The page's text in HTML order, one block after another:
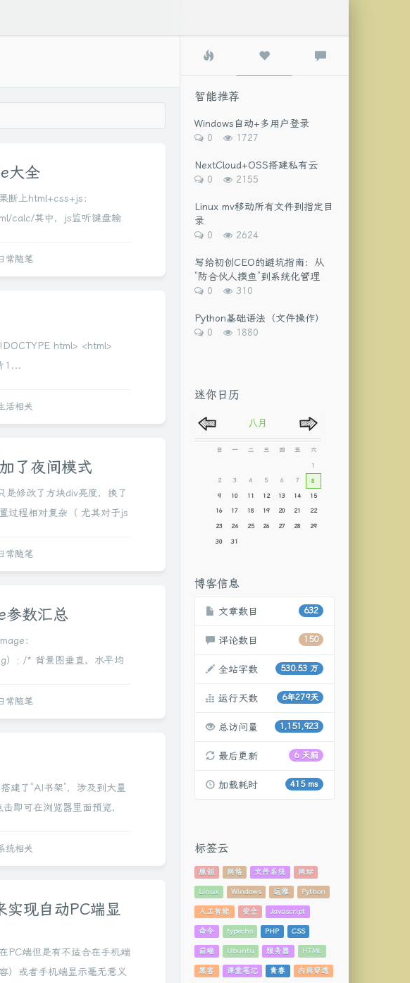
大全
断上html+css+js：
calc/其中，js监听键盘输
常随笔
html> <html>
1...
活相关
了夜间模式
是修改了方块div亮度，换了
过程相对复杂（ 尤其对于js
常随笔
数汇总
：
）; /* 背景图垂直、水平均
常随笔
建了“AI书架”，涉及到大量
即可在浏览器里面预览，
统相关
实现自动PC端显
PC端但是有不适合在手机端
）或者手机端显示毫无意义
文
章
推
评
智能推荐
Windows自动+多用户登录
评
数：
0
浏
次
数:
1727
NextCloud+OSS搭建私有云
评
数：
0
浏
次
2155
Linux mv移动所有文件到指定目
录
评
数：
0
浏
次
数:
2624
写给初创CEO的避坑指南：从
“防合伙人摸鱼”到系统化管理
评
数：
0
浏
次
数:
310
Python基础语法（文件操作）
评
0
浏
1880
迷你日历
博客信息
632
文章数目
150
评论数目
530.53 万
全站字数
6年279天
运行天数
1,151,923
总访问量
6 天前
最后更新
415 ms
加载耗时
标签云
原创 网络 文件系统 网站
Linux Windows 运维 Python
人工智能 安全 Javascript
命令 typecho PHP CSS
前端 Ubuntu 服务器 HTML
黑客 课堂笔记 青春 内网穿透